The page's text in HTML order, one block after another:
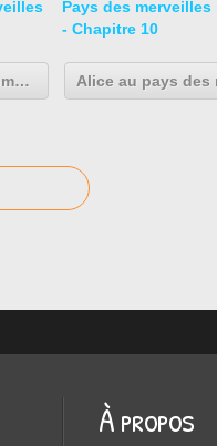
Pays des merveilles
- Chapitre 10
Alice au pays des merveilles - Tome 2 - page 21
À propos